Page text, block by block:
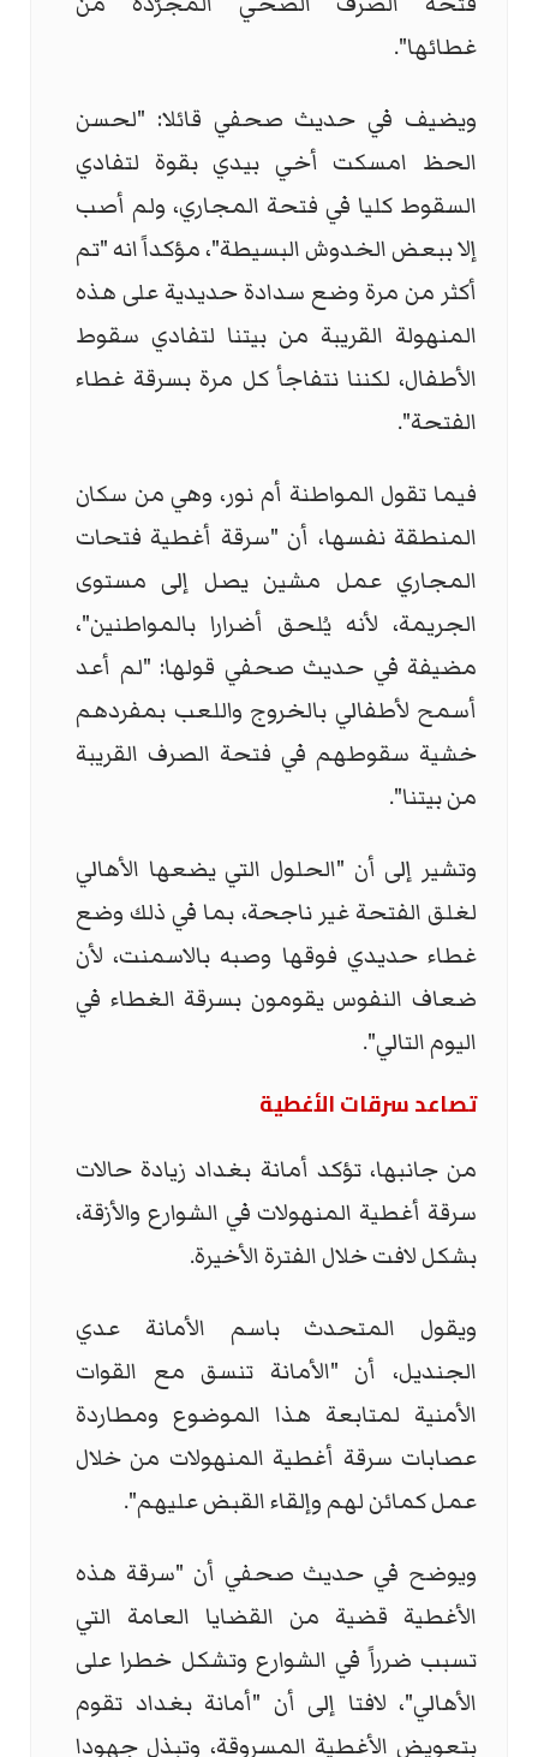
غطائها".
ويضيف في حديث صحفي قائلا: "لحسن
الحظ امسكت أخي بيدي بقوة لتفادي
السقوط كليا في فتحة المجاري، ولم أصب
إلا ببعض الخدوش البسيطة"، مؤكداً انه "تم
أكثر من مرة وضع سدادة حديدية على هذه
المنهولة القريبة من بيتنا لتفادي سقوط
الأطفال، لكننا نتفاجأ كل مرة بسرقة غطاء
الفتحة".
فيما تقول المواطنة أم نور، وهي من سكان
المنطقة نفسها، أن "سرقة أغطية فتحات
المجاري عمل مشين يصل إلى مستوى
الجريمة، لأنه يُلحق أضرارا بالمواطنين"،
مضيفة في حديث صحفي قولها: "لم أعد
أسمح لأطفالي بالخروج واللعب بمفردهم
خشية سقوطهم في فتحة الصرف القريبة
من بيتنا".
وتشير إلى أن "الحلول التي يضعها الأهالي
لغلق الفتحة غير ناجحة، بما في ذلك وضع
غطاء حديدي فوقها وصبه بالاسمنت، لأن
ضعاف النفوس يقومون بسرقة الغطاء في
اليوم التالي".
تصاعد سرقات الأغطية
من جانبها، تؤكد أمانة بغداد زيادة حالات
سرقة أغطية المنهولات في الشوارع والأزقة،
بشكل لافت خلال الفترة الأخيرة.
ويقول المتحدث باسم الأمانة عدي
الجنديل، أن "الأمانة تنسق مع القوات
الأمنية لمتابعة هذا الموضوع ومطاردة
عصابات سرقة أغطية المنهولات من خلال
عمل كمائن لهم وإلقاء القبض عليهم".
ويوضح في حديث صحفي أن "سرقة هذه
الأغطية قضية من القضايا العامة التي
تسبب ضرراً في الشوارع وتشكل خطرا على
الأهالي"، لافتا إلى أن "أمانة بغداد تقوم
بتعويض الأغطية المسروقة، وتبذل جهودا